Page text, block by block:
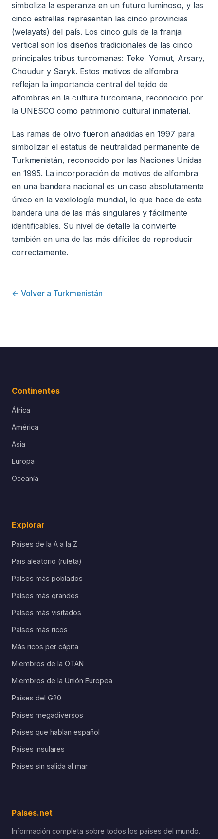
simboliza la esperanza en un futuro luminoso, y las
cinco estrellas representan las cinco provincias
(welayats) del país. Los cinco guls de la franja
vertical son los diseños tradicionales de las cinco
principales tribus turcomanas: Teke, Yomut, Arsary,
Choudur y Saryk. Estos motivos de alfombra
reflejan la importancia central del tejido de
alfombras en la cultura turcomana, reconocido por
la UNESCO como patrimonio cultural inmaterial.
Las ramas de olivo fueron añadidas en 1997 para
simbolizar el estatus de neutralidad permanente de
Turkmenistán, reconocido por las Naciones Unidas
en 1995. La incorporación de motivos de alfombra
en una bandera nacional es un caso absolutamente
único en la vexilología mundial, lo que hace de esta
bandera una de las más singulares y fácilmente
identificables. Su nivel de detalle la convierte
también en una de las más difíciles de reproducir
correctamente.
← Volver a Turkmenistán
Continentes
África
América
Asia
Europa
Oceanía
Explorar
Países de la A a la Z
País aleatorio (ruleta)
Países más poblados
Países más grandes
Países más visitados
Países más ricos
Más ricos per cápita
Miembros de la OTAN
Miembros de la Unión Europea
Países del G20
Países megadiversos
Países que hablan español
Países insulares
Países sin salida al mar
Países.net
Información completa sobre todos los países del mundo.